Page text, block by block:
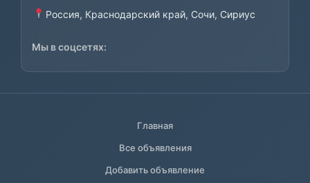
Россия, Краснодарский край, Сочи, Сириус
Мы в соцсетях:
Главная
Все объявления
Добавить объявление